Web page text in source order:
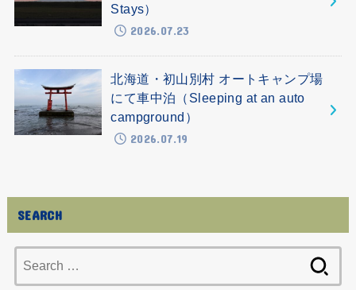
Stays）
2026.07.23
北海道・初山別村 オートキャンプ場
にて車中泊（Sleeping at an auto
campground）
2026.07.19
SEARCH
for: